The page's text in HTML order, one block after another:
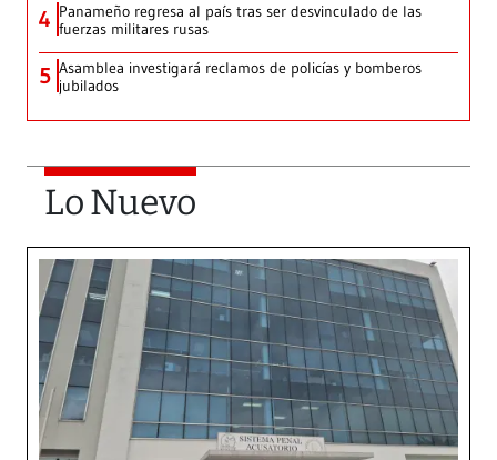
4 Panameño regresa al país tras ser desvinculado de las
fuerzas militares rusas
5 Asamblea investigará reclamos de policías y bomberos
jubilados
Lo Nuevo